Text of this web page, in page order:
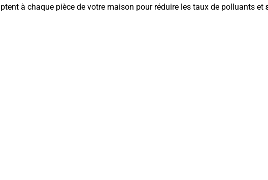
à chaque pièce de votre maison pour réduire les taux de polluants et